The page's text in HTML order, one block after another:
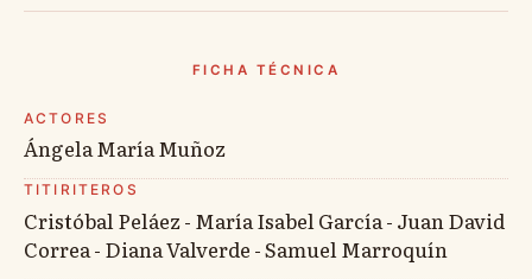
FICHA TÉCNICA
ACTORES
Ángela María Muñoz
TITIRITEROS
Cristóbal Peláez - María Isabel García - Juan David
Correa - Diana Valverde - Samuel Marroquín